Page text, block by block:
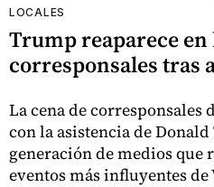
LOCALES
Trump reaparece en
corresponsales tras
La cena de corresponsales
con la asistencia de
generación de medios que
eventos más influyentes